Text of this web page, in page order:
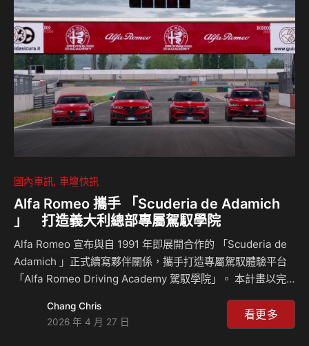
止，凡 Audi 車主預約健檢服務，即可享有冷氣系統免費檢查
及專屬夏日好禮，讓您的愛車清涼一夏、無後顧之憂。 台灣
奧迪總裁 Rahil Ansari 表示：「現在正是購買 Audi 的最佳時
機！面對市場的…
國內車訊 車壇快訊
Alfa Romeo 攜手 「Scuderia de Adamich
」 打造義大利總部專屬駕馭學院
Alfa Romeo 宣布與自 1991 年即展開合作的 「Scuderia de
Adamich 」正式續寫夥伴關係，攜手打造專屬駕馭體驗平台
「Alfa Romeo Driving Academy 駕馭學院」。 本計畫以完
階駕駛）、Sporty（運動駕馭）與 Advanced Driving（高階
駕馭）四大駕馭課程，依據不同駕駛經驗與需求分級設計，打
Chang Chris
2026 年 4 月 27 日
看更多